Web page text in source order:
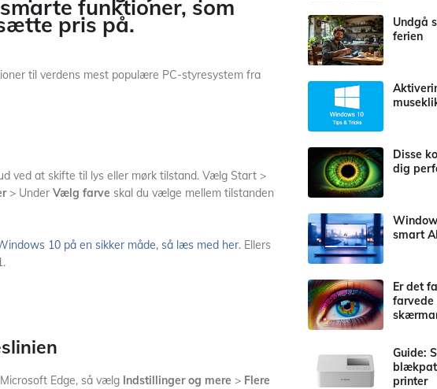
funktioner, som
pris på.
til verdens mest populære PC-styresystem fra
ved at skifte til lys eller mørk tilstand. Vælg Start >
> Under Vælg farve skal du vælge mellem tilstanden
10 på en sikker måde, så læs med her. Ellers
Edge, så vælg Indstillinger og mere > Flere
Undgå
ferien
Disse
dig
smart
Er det
farvede
Guide:
printer